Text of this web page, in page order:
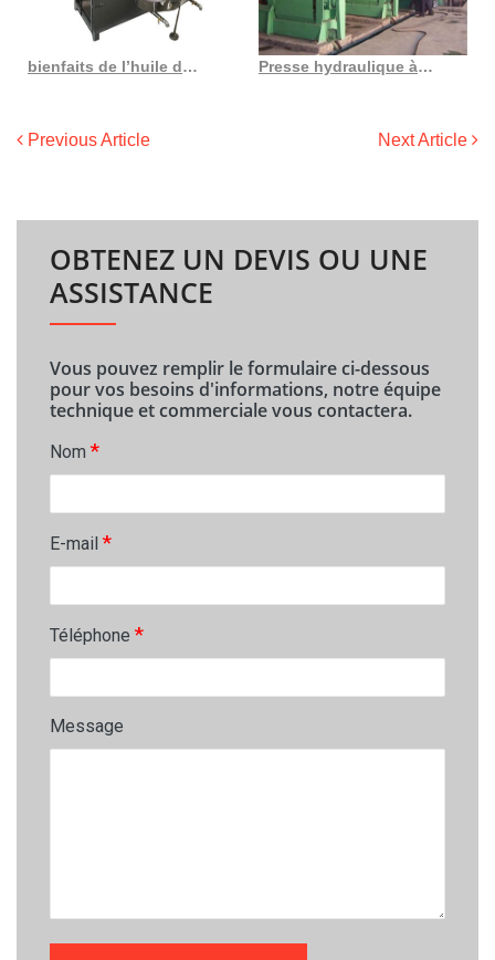
bienfaits de l’huile de graines de niger et ses effets secondaires lybrate au Togo Presse hydraulique à huile d’arachide de nouveau type en Côte d’Ivoire
Previous Article Next Article
OBTENEZ UN DEVIS OU UNE
ASSISTANCE
Vous pouvez remplir le formulaire ci-dessous
pour vos besoins d'informations, notre équipe
technique et commerciale vous contactera.
Nom *
E-mail *
Téléphone *
Message